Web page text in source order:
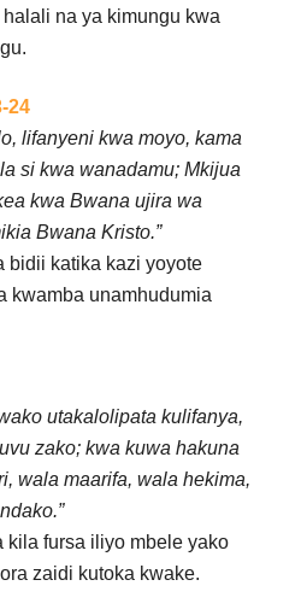
na ya kimungu kwa
24
lifanyeni kwa moyo, kama
si kwa wanadamu; Mkijua
kwa Bwana ujira wa
Bwana Kristo.”
bidii katika kazi yoyote
kwamba unamhudumia
utakalolipata kulifanya,
zako; kwa kuwa hakuna
wala maarifa, wala hekima,
kila fursa iliyo mbele yako
zaidi kutoka kwake.